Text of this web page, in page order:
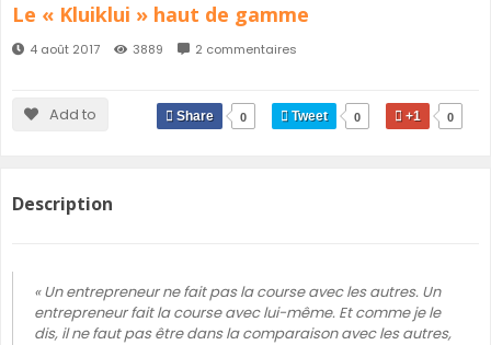
Le « Kluiklui » haut de gamme
4 août 2017 3889 2 commentaires
Add to Share 0 Tweet 0 +1 0
Description
« Un entrepreneur ne fait pas la course avec les autres. Un
entrepreneur fait la course avec lui-même. Et comme je le
dis, il ne faut pas être dans la comparaison avec les autres,